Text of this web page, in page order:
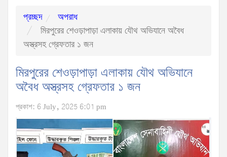
প্রচ্ছদ
অপরাধ
মিরপুরের শেওড়াপাড়া এলাকায় যৌথ অভিযানে অবৈধ
অস্ত্রসহ গ্রেফতার ১ জন
মিরপুরের শেওড়াপাড়া এলাকায় যৌথ অভিযানে
অবৈধ অস্ত্রসহ গ্রেফতার ১ জন
প্রকাশ: 6 July, 2025 6:01 pm